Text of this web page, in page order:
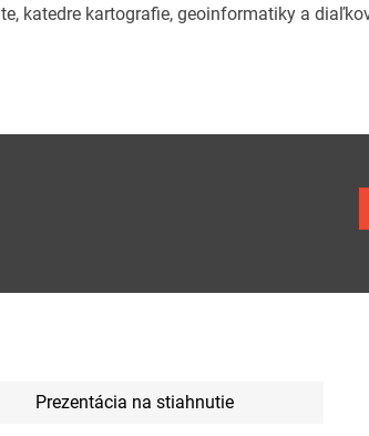
katedre kartografie, geoinformatiky a
Prezentácia na stiahnutie